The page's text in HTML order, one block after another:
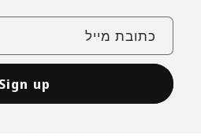
כתובת מייל
Sign up